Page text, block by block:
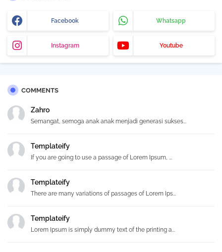
Facebook Whatsapp
Instagram Youtube
COMMENTS
Zahro
Semangat, semoga anak anak menjadi generasi sukses...
Templateify
If you are going to use a passage of Lorem Ipsum, ...
Templateify
There are many variations of passages of Lorem Ips...
Templateify
Lorem Ipsum is simply dummy text of the printing a...